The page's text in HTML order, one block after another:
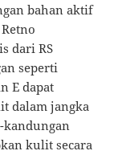
bahan aktif
dari RS
seperti
E dapat
dalam jangka
kandungan
kulit secara